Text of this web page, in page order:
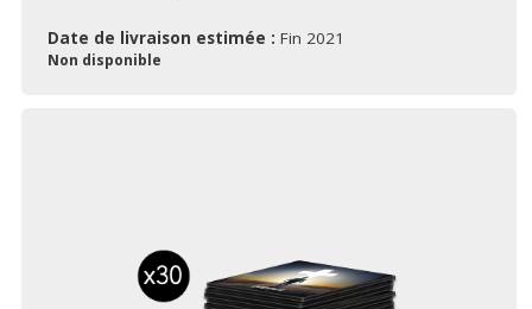
Date de livraison estimée : Fin 2021
Non disponible